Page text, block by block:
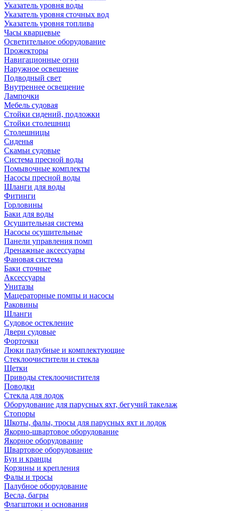
Указатель уровня воды
Указатель уровня сточных вод
Указатель уровня топлива
Часы кварцевые
Осветительное оборудование
Прожекторы
Навигационные огни
Наружное освещение
Подводный свет
Внутреннее освещение
Лампочки
Мебель судовая
Стойки сидений, подложки
Стойки столешниц
Столешницы
Сиденья
Скамьи судовые
Система пресной воды
Помывочные комплекты
Насосы пресной воды
Шланги для воды
Фитинги
Горловины
Баки для воды
Осушительная система
Насосы осушительные
Панели управления помп
Дренажные аксессуары
Фановая система
Баки сточные
Аксессуары
Унитазы
Мацераторные помпы и насосы
Раковины
Шланги
Судовое остекление
Двери судовые
Форточки
Люки палубные и комплектующие
Стеклоочистители и стекла
Щетки
Приводы стеклоочистителя
Поводки
Стекла для лодок
Оборудование для парусных яхт, бегучий такелаж
Стопоры
Шкоты, фалы, тросы для парусных яхт и лодок
Якорно-швартовое оборудование
Якорное оборудование
Швартовое оборудование
Буи и кранцы
Корзины и крепления
Фалы и тросы
Палубное оборудование
Весла, багры
Флагштоки и основания